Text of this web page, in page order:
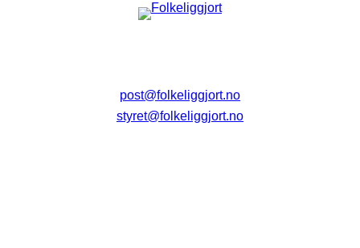
post@folkeliggjort.no
styret@folkeliggjort.no